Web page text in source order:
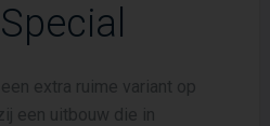
extra ruime variant op
een uitbouw die in